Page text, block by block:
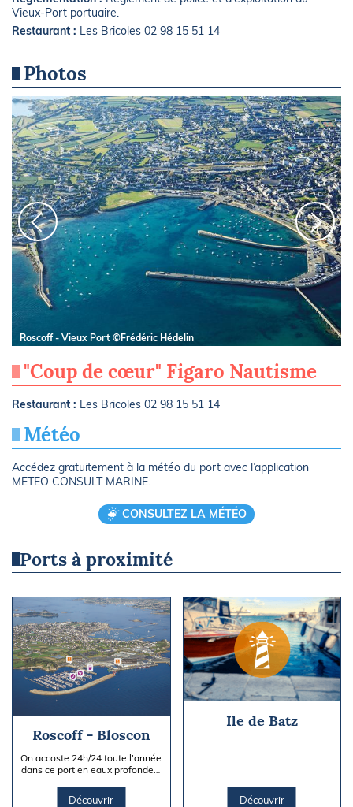
Vieux-Port portuaire.
Restaurant : Les Bricoles 02 98 15 51 14
Photos
Roscoff - Vieux Port ©Frédéric Hédelin
"Coup de cœur" Figaro Nautisme
Restaurant : Les Bricoles 02 98 15 51 14
Météo
Accédez gratuitement à la météo du port avec l’application
METEO CONSULT MARINE.
CONSULTEZ LA MÉTÉO
Ports à proximité
Roscoff - Bloscon
On accoste 24h/24 toute l'année
dans ce port en eaux profondes.
aux portes de la baie...
Découvrir
Ile de Batz
Découvrir